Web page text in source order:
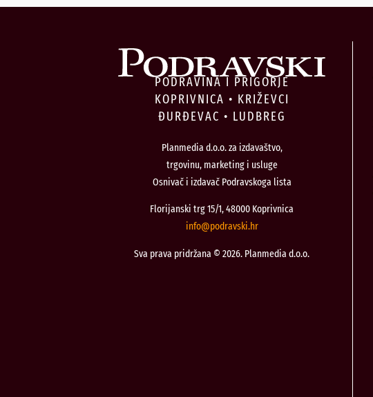
PODRAVINA I PRIGORJE
KOPRIVNICA • KRIŽEVCI
ĐURĐEVAC • LUDBREG
Planmedia d.o.o. za izdavaštvo,
trgovinu, marketing i usluge
Osnivač i izdavač Podravskoga lista
Florijanski trg 15/1, 48000 Koprivnica
rh.iksvardop
@ofni
Sva prava pridržana © 2026. Planmedia d.o.o.